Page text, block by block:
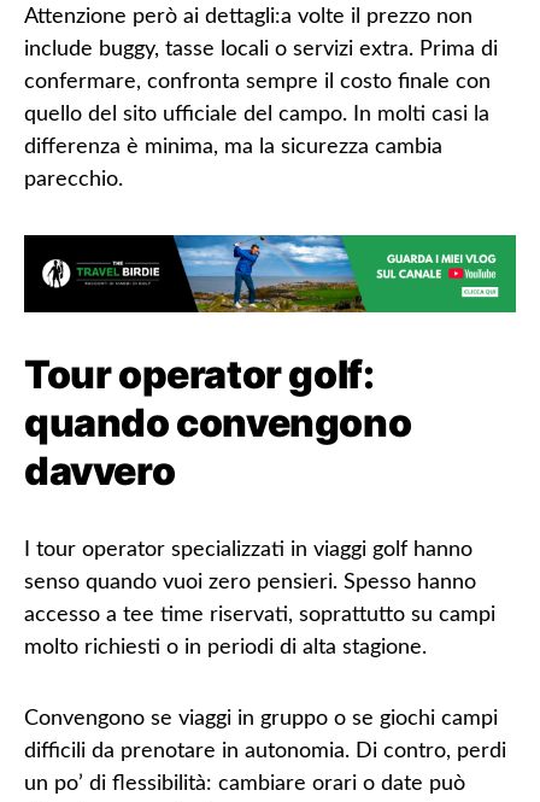
Attenzione però ai dettagli:a volte il prezzo non
include buggy, tasse locali o servizi extra. Prima di
confermare, confronta sempre il costo finale con
quello del sito ufficiale del campo. In molti casi la
differenza è minima, ma la sicurezza cambia
parecchio.
Tour operator golf:
quando convengono
davvero
I tour operator specializzati in viaggi golf hanno
senso quando vuoi zero pensieri. Spesso hanno
accesso a tee time riservati, soprattutto su campi
molto richiesti o in periodi di alta stagione.
Convengono se viaggi in gruppo o se giochi campi
difficili da prenotare in autonomia. Di contro, perdi
un po’ di flessibilità: cambiare orari o date può